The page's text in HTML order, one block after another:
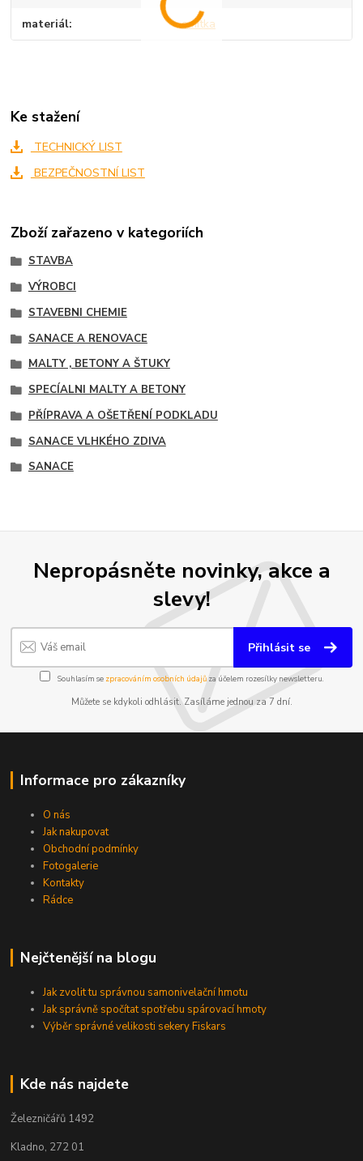
materiál omítka
Ke stažení
TECHNICKÝ LIST
BEZPEČNOSTNÍ LIST
Zboží zařazeno v kategoriích
STAVBA
VÝROBCI
STAVEBNI CHEMIE
SANACE A RENOVACE
MALTY , BETONY A ŠTUKY
SPECÍALNI MALTY A BETONY
PŘÍPRAVA A OŠETŘENÍ PODKLADU
SANACE VLHKÉHO ZDIVA
SANACE
Nepropásněte novinky, akce a
slevy!
Přihlásit se
Souhlasím se zpracováním osobních údajůza účelem rozesílky newsletteru.
Můžete se kdykoli odhlásit. Zasíláme jednou za 7 dní.
Informace pro zákazníky
O nás
Jak nakupovat
Obchodní podmínky
Fotogalerie
Kontakty
Rádce
Nejčtenější na blogu
Jak zvolit tu správnou samonivelační hmotu
Jak správně spočítat spotřebu spárovací hmoty
Výběr správné velikosti sekery Fiskars
Kde nás najdete
Železničářů 1492
Kladno, 272 01